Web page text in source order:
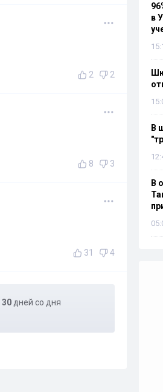
2 2
8 3
31 4
30 дней со дня
в
В
В